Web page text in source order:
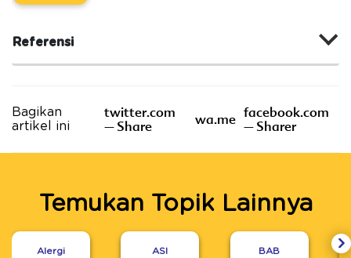
Referensi
Bagikan
artikel ini
twitter.com
– Share
wa.me facebook.com
– Sharer
Temukan Topik Lainnya
Alergi ASI BAB